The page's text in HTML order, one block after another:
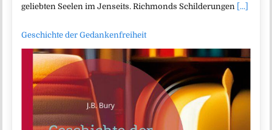
geliebten Seelen im Jenseits. Richmonds Schilderungen [...]
Geschichte der Gedankenfreiheit